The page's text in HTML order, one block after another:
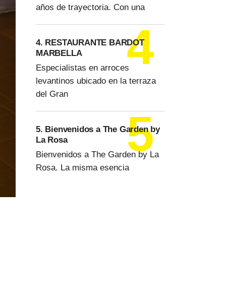
años de trayectoria. Con una
4. RESTAURANTE BARDOT
MARBELLA
Especialistas en arroces
levantinos ubicado en la terraza
del Gran
5. Bienvenidos a The Garden by
La Rosa
Bienvenidos a The Garden by La
Rosa. La misma esencia